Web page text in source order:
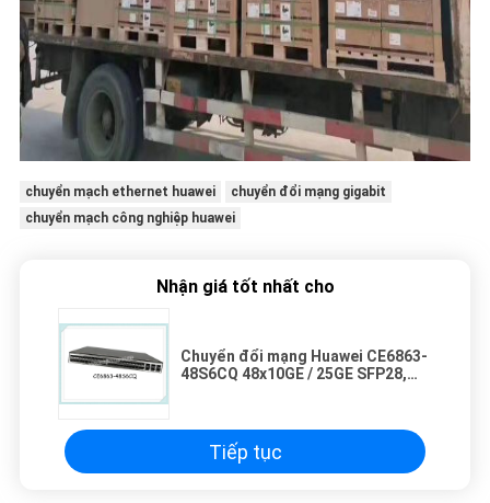
chuyển mạch ethernet huawei
chuyển đổi mạng gigabit
chuyển mạch công nghiệp huawei
Nhận giá tốt nhất cho
Chuyển đổi mạng Huawei CE6863-
48S6CQ 48x10GE / 25GE SFP28,
Tiếp tục